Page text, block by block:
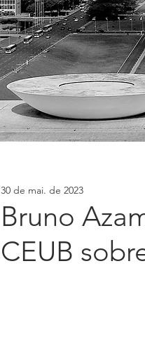
Bruno
CEUB
30 de mai. de 2023